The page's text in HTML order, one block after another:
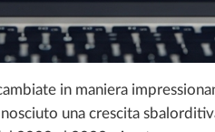
in maniera
una crescita